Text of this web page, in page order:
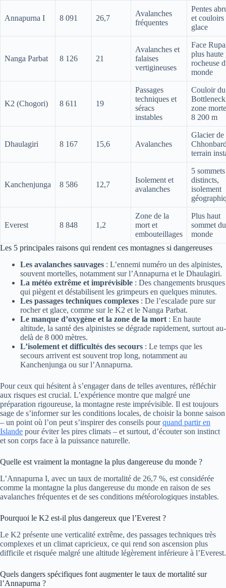
Annapurna I 8 091 26,7
Avalanches
fréquentes
Pentes
et couloirs
glace
Nanga Parbat 8 126 21
Avalanches et
falaises
vertigineuses
Face
plus haute
rocheuse
monde
K2 (Chogori) 8 611 19
Passages
techniques et
séracs
instables
Couloir du
zone
8 200 m
Dhaulagiri 8 167 15,6 Avalanches
Glacier de
terrain
Kanchenjunga 8 586 12,7
Isolement et
avalanches
5 sommets
distincts,
isolement
Everest 8 848 1,2
Zone de la
mort et
embouteillages
Plus haut
sommet du
monde
Les 5 principales raisons qui rendent ces montagnes si dangereuses
Les avalanches sauvages : L’ennemi numéro un des alpinistes,
souvent mortelles, notamment sur l’Annapurna et le Dhaulagiri.
La météo extrême et imprévisible : Des changements brusques
qui piègent et déstabilisent les grimpeurs en quelques minutes.
Les passages techniques complexes : De l’escalade pure sur
rocher et glace, comme sur le K2 et le Nanga Parbat.
Le manque d’oxygène et la zone de la mort : En haute
altitude, la santé des alpinistes se dégrade rapidement, surtout au-
delà de 8 000 mètres.
L’isolement et difficultés des secours : Le temps que les
secours arrivent est souvent trop long, notamment au
Kanchenjunga ou sur l’Annapurna.
Pour ceux qui hésitent à s’engager dans de telles aventures, réfléchir
aux risques est crucial. L’expérience montre que malgré une
préparation rigoureuse, la montagne reste imprévisible. Il est toujours
sage de s’informer sur les conditions locales, de choisir la bonne saison
– un point où l’on peut s’inspirer des conseils pourquand partir en
Islande pour éviter les pires climats – et surtout, d’écouter son instinct
et son corps face à la puissance naturelle.
Quelle est vraiment la montagne la plus dangereuse du monde ?
L’Annapurna I, avec un taux de mortalité de 26,7 %, est considérée
comme la montagne la plus dangereuse du monde en raison de ses
avalanches fréquentes et de ses conditions météorologiques instables.
Pourquoi le K2 est-il plus dangereux que l’Everest ?
Le K2 présente une verticalité extrême, des passages techniques très
complexes et un climat capricieux, ce qui rend son ascension plus
difficile et risquée malgré une altitude légèrement inférieure à l’Everest.
Quels dangers spécifiques font augmenter le taux de mortalité sur
l’Annapurna ?